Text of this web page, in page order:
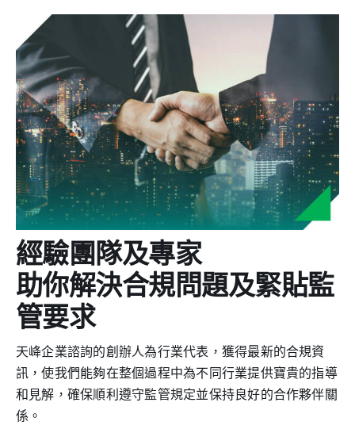
經驗團隊及專家
助你解決合規問題及緊貼監
管要求
天𡶶企業諮詢的創辦人為行業代表，獲得最新的合規資
訊，使我們能夠在整個過程中為不同行業提供寶貴的指導
和見解，確保順利遵守監管規定並保持良好的合作夥伴關
係。